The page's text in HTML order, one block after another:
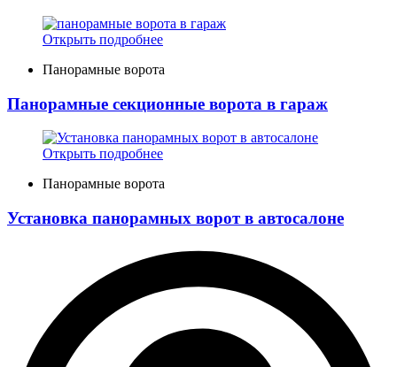
Открыть подробнее
Панорамные ворота
Панорамные секционные ворота в гараж
Открыть подробнее
Панорамные ворота
Установка панорамных ворот в автосалоне